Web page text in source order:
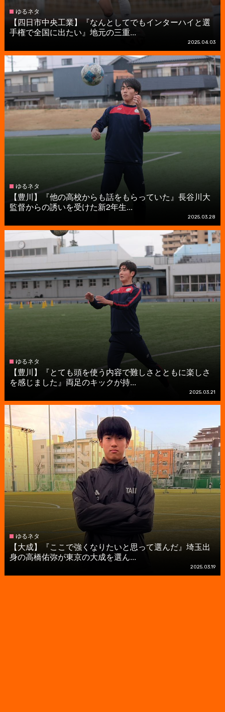
ゆるネタ
【四日市中央工業】『なんとしてでもインターハイと選
手権で全国に出たい』地元の三重...
2025.04.03
ゆるネタ
【豊川】『他の高校からも話をもらっていた』長谷川大
監督からの誘いを受けた新2年生...
2025.03.28
ゆるネタ
【豊川】『とても頭を使う内容で難しさとともに楽しさ
を感じました』両足のキックが持...
2025.03.21
ゆるネタ
【大成】『ここで強くなりたいと思って選んだ』埼玉出
身の高橋佑弥が東京の大成を選ん...
2025.03.19